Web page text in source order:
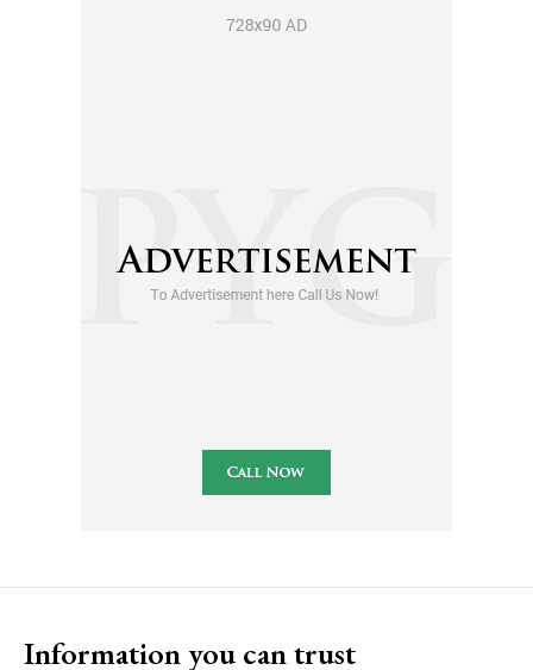
Information you can trust